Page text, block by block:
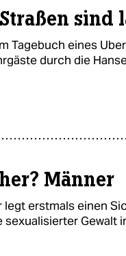
sind
Tagebuch eines
durch die
Männer
legt erstmals einen
sexualisierter Gewalt